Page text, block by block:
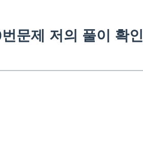
문제 저의 풀이 확